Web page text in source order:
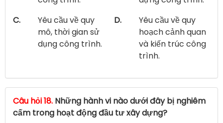
C.
Yêu cầu về quy
mô, thời gian sử
dụng công trình.
D.
Yêu cầu về quy
hoạch cảnh quan
và kiến trúc công
trình.
Câu hỏi 18. Những hành vi nào dưới đây bị nghiêm
cấm trong hoạt động đầu tư xây dựng?